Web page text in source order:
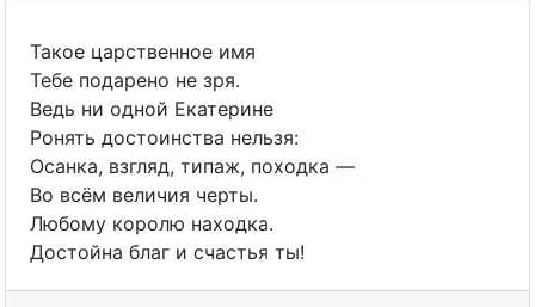
Такое царственное имя
Тебе подарено не зря.
Ведь ни одной Екатерине
Ронять достоинства нельзя:
Осанка, взгляд, типаж, походка —
Во всём величия черты.
Любому королю находка.
Достойна благ и счастья ты!